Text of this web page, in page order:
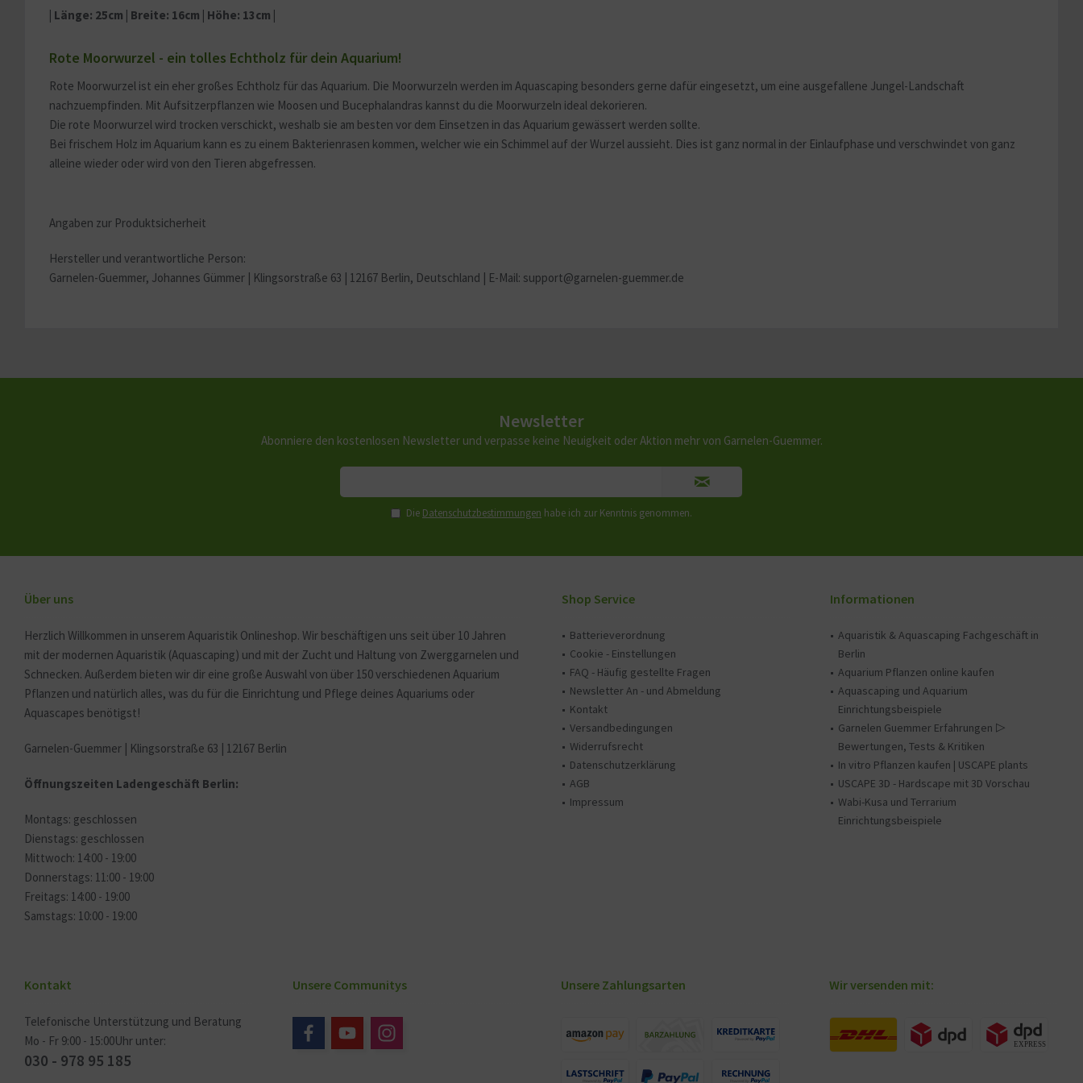
| Länge: 25cm | Breite: 16cm | Höhe: 13cm |
Rote Moorwurzel - ein tolles Echtholz für dein Aquarium!
Rote Moorwurzel ist ein eher großes Echtholz für das Aquarium. Die Moorwurzeln werden im Aquascaping besonders gerne dafür eingesetzt, um eine ausgefallene Jungel-Landschaft
nachzuempfinden. Mit Aufsitzerpflanzen wie Moosen und Bucephalandras kannst du die Moorwurzeln ideal dekorieren.
Die rote Moorwurzel wird trocken verschickt, weshalb sie am besten vor dem Einsetzen in das Aquarium gewässert werden sollte.
Bei frischem Holz im Aquarium kann es zu einem Bakterienrasen kommen, welcher wie ein Schimmel auf der Wurzel aussieht. Dies ist ganz normal in der Einlaufphase und verschwindet von ganz
alleine wieder oder wird von den Tieren abgefressen.
Angaben zur Produktsicherheit
Hersteller und verantwortliche Person:
Garnelen-Guemmer, Johannes Gümmer | Klingsorstraße 63 | 12167 Berlin, Deutschland | E-Mail: support@garnelen-guemmer.de
Newsletter
Abonniere den kostenlosen Newsletter und verpasse keine Neuigkeit oder Aktion mehr von Garnelen-Guemmer.
Die Datenschutzbestimmungen habe ich zur Kenntnis genommen.
Über uns
Herzlich Willkommen in unserem Aquaristik Onlineshop. Wir beschäftigen uns seit über 10 Jahren
mit der modernen Aquaristik (Aquascaping) und mit der Zucht und Haltung von Zwerggarnelen und
Schnecken. Außerdem bieten wir dir eine große Auswahl von über 150 verschiedenen Aquarium
Pflanzen und natürlich alles, was du für die Einrichtung und Pflege deines Aquariums oder
Aquascapes benötigst!
Garnelen-Guemmer | Klingsorstraße 63 | 12167 Berlin
Öffnungszeiten Ladengeschäft Berlin:
Montags: geschlossen
Dienstags: geschlossen
Mittwoch: 14:00 - 19:00
Donnerstags: 11:00 - 19:00
Freitags: 14:00 - 19:00
Samstags: 10:00 - 19:00
Shop Service
Batterieverordnung
Cookie - Einstellungen
FAQ - Häufig gestellte Fragen
Newsletter An - und Abmeldung
Kontakt
Versandbedingungen
Widerrufsrecht
Datenschutzerklärung
AGB
Impressum
Informationen
Aquaristik & Aquascaping Fachgeschäft in
Berlin
Aquarium Pflanzen online kaufen
Aquascaping und Aquarium
Einrichtungsbeispiele
Garnelen Guemmer Erfahrungen ▷
Bewertungen, Tests & Kritiken
In vitro Pflanzen kaufen | USCAPE plants
USCAPE 3D - Hardscape mit 3D Vorschau
Wabi-Kusa und Terrarium
Einrichtungsbeispiele
Kontakt
Telefonische Unterstützung und Beratung
Mo - Fr 9:00 - 15:00Uhr unter:
030 - 978 95 185
Unsere Communitys Unsere Zahlungsarten Wir versenden mit:
Service
Sonstige